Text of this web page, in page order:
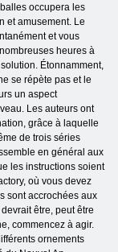
occupera les
et amusement. Le
et vous
heures à
Étonnamment,
se répète pas et le
un aspect
Les auteurs ont
grâce à laquelle
de trois séries
en général aux
les instructions soient
où vous devez
sont accrochées aux
être, peut être
commencez à agir.
ornements